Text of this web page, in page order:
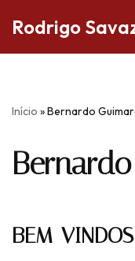
conteúdo
Rodrigo
Início »Bernardo
BEM-